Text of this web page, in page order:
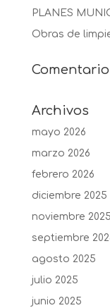
PLANES
Obras de
Archivos
mayo 2026
marzo 2026
febrero 2026
diciembre 2025
noviembre 2025
septiembre
agosto 2025
julio 2025
junio 2025